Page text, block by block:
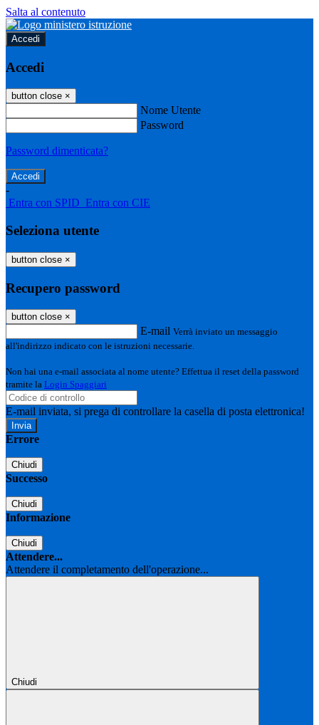
Salta al contenuto
Accedi
Accedi
button close ×
Nome Utente
Password
Password dimenticata?
-
Entra con SPID Entra con CIE
Seleziona utente
button close ×
Recupero password
button close ×
E-mail Verrà inviato un messaggio
all'indirizzo indicato con le istruzioni necessarie.
Non hai una e-mail associata al nome utente? Effettua il reset della password
tramite la Login Spaggiari
E-mail inviata, si prega di controllare la casella di posta elettronica!
Errore
Chiudi
Successo
Chiudi
Informazione
Chiudi
Attendere...
Attendere il completamento dell'operazione...
Chiudi